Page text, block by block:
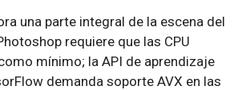
una parte integral de la escena del
requiere que las CPU
mínimo; la API de aprendizaje
demanda soporte AVX en las